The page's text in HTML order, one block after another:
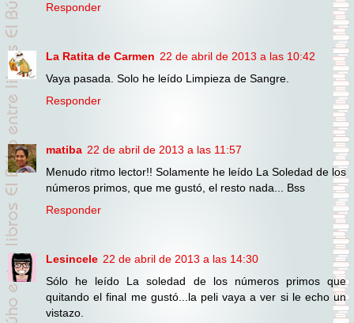
Responder
La Ratita de Carmen 22 de abril de 2013 a las 10:42
Vaya pasada. Solo he leído Limpieza de Sangre.
Responder
matiba 22 de abril de 2013 a las 11:57
Menudo ritmo lector!! Solamente he leído La Soledad de los
números primos, que me gustó, el resto nada... Bss
Responder
Lesincele 22 de abril de 2013 a las 14:30
Sólo he leído La soledad de los números primos que
quitando el final me gustó...la peli vaya a ver si le echo un
vistazo.